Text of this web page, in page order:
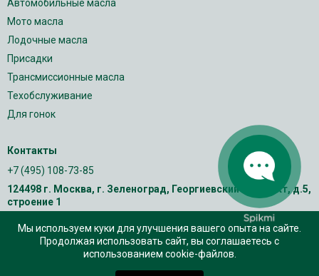
Автомобильные масла
Мото масла
Лодочные масла
Присадки
Трансмиссионные масла
Техобслуживание
Для гонок
Контакты
+7 (495) 108-73-85
124498 г. Москва, г. Зеленоград, Георгиевский проспект, д.5,
строение 1
0
Мы используем куки для улучшения вашего опыта на сайте.
Продолжая использовать сайт, вы соглашаетесь с
использованием cookie-файлов.